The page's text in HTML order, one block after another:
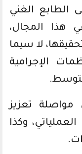
الطابع الغني
هذا المجال،
لا سيما
الإجرامية
مواصلة تعزيز
وكذا